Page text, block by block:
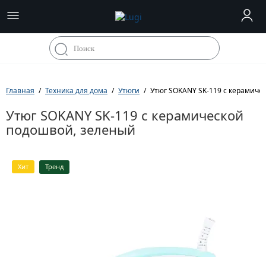
Главная Техника для дома Утюги Утюг SOKANY SK-119 с
Утюг SOKANY SK-119 с керамической
подошвой, зеленый
Хит Тренд